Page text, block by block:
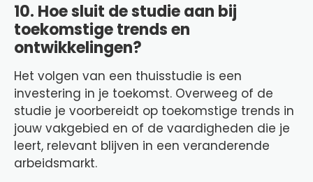
10. Hoe sluit de studie aan bij
toekomstige trends en
ontwikkelingen?
Het volgen van een thuisstudie is een
investering in je toekomst. Overweeg of de
studie je voorbereidt op toekomstige trends in
jouw vakgebied en of de vaardigheden die je
leert, relevant blijven in een veranderende
arbeidsmarkt.